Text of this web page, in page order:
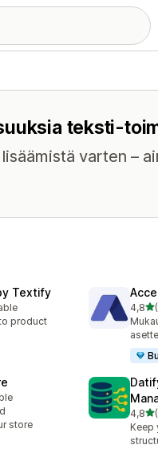
teksti-
varten –
Textify
product
4,8/
154
store
4,8/
6
Keep